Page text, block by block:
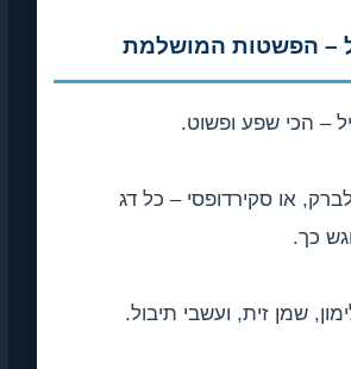
– הכי שפע ופשוט.
או סקירדופסי – כל דג
כך.
שמן זית, ועשבי תיבול.